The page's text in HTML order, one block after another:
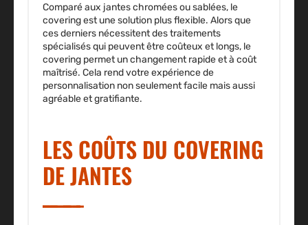
Comparé aux jantes chromées ou sablées, le
covering est une solution plus flexible. Alors que
ces derniers nécessitent des traitements
spécialisés qui peuvent être coûteux et longs, le
covering permet un changement rapide et à coût
maîtrisé. Cela rend votre expérience de
personnalisation non seulement facile mais aussi
agréable et gratifiante.
LES COÛTS DU COVERING
DE JANTES